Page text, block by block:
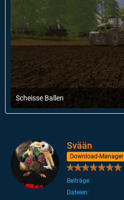
Scheisse Ballen
12. Juni 2017 um 14:31
Svään
Download-Manager
Beiträge
Dateien